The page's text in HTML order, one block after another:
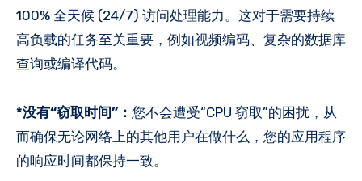
100% 全天候 (24/7) 访问处理能力。这对于需要持续
高负载的任务至关重要，例如视频编码、复杂的数据库
查询或编译代码。
*没有“窃取时间”： 您不会遭受“CPU 窃取”的困扰，从
而确保无论网络上的其他用户在做什么，您的应用程序
的响应时间都保持一致。